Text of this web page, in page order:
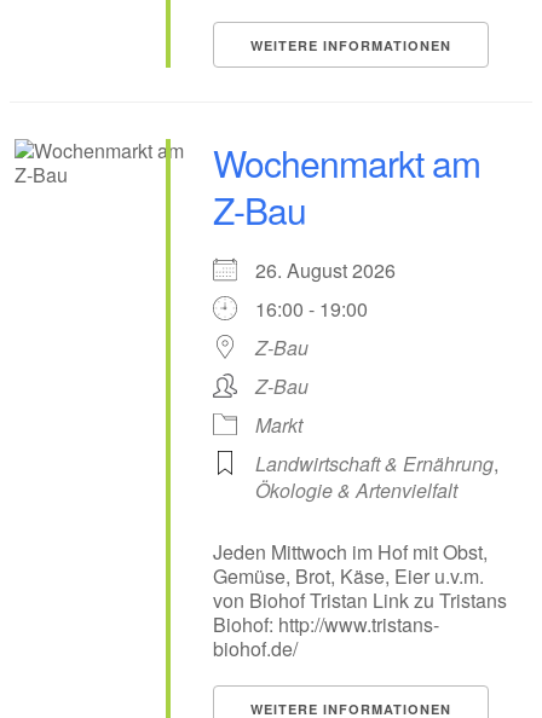
WEITERE INFORMATIONEN
Wochenmarkt am
Z-Bau
26. August 2026
16:00 - 19:00
Z-Bau
Z-Bau
Markt
Landwirtschaft & Ernährung,
Ökologie & Artenvielfalt
Jeden Mittwoch im Hof mit Obst,
Gemüse, Brot, Käse, Eier u.v.m.
von Biohof Tristan Link zu Tristans
Biohof: http://www.tristans-
biohof.de/
WEITERE INFORMATIONEN